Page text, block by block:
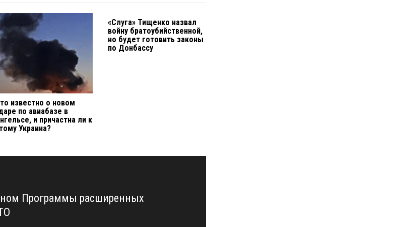
известно о новом
по авиабазе в
и причастна ли к
Украина?
«Слуга» Тищенко назвал
войну братоубийственной,
но будет готовить законы
по Донбассу
Программы расширенных